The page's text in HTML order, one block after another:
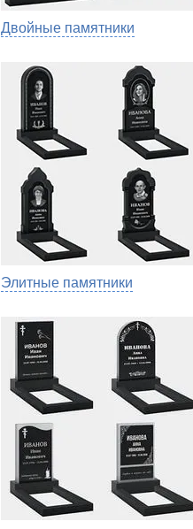
Двойные памятники
Элитные памятники